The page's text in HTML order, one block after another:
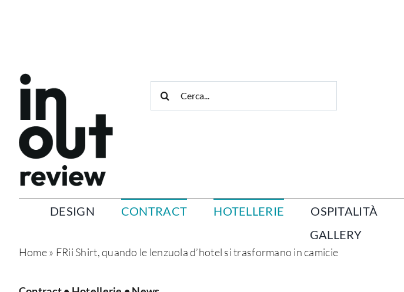
per:
DESIGN CONTRACT HOTELLERIE OSPITALITÀ
GALLERY
Home» FRii Shirt, quando le lenzuola d’hotel si trasformano in camicie